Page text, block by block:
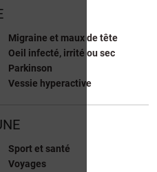
Migraine et maux de tête
Oeil infecté, irrité ou sec
Parkinson
Vessie hyperactive
Sport et santé
Voyages